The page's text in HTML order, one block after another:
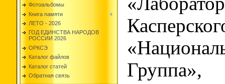
Фотоальбомы
Книга памяти
ЛЕТО - 2026
ГОД ЕДИНСТВА НАРОДОВ
РОССИИ 2026
ОРКСЭ
Каталог файлов
Каталог статей
Обратная связь
Группа»,